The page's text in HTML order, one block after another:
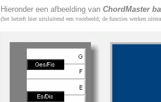
Hieronder een afbeelding van ChordMaster
(het betreft hier uitsluitend een voorbeeld; de functies werken